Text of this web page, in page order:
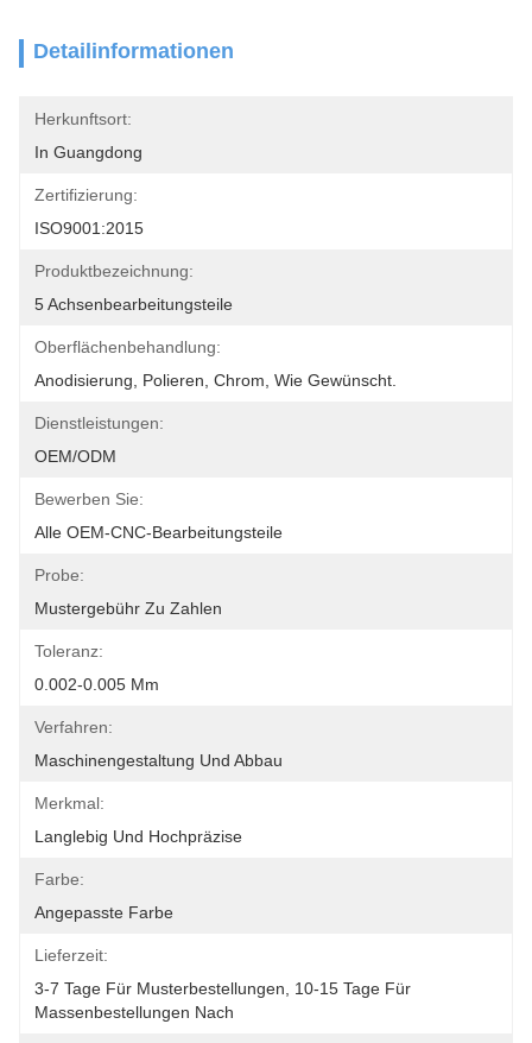
Detailinformationen
Herkunftsort:
In Guangdong
Zertifizierung:
ISO9001:2015
Produktbezeichnung:
5 Achsenbearbeitungsteile
Oberflächenbehandlung:
Anodisierung, Polieren, Chrom, Wie Gewünscht.
Dienstleistungen:
OEM/ODM
Bewerben Sie:
Alle OEM-CNC-Bearbeitungsteile
Probe:
Mustergebühr Zu Zahlen
Toleranz:
0.002-0.005 Mm
Verfahren:
Maschinengestaltung Und Abbau
Merkmal:
Langlebig Und Hochpräzise
Farbe:
Angepasste Farbe
Lieferzeit:
3-7 Tage Für Musterbestellungen, 10-15 Tage Für
Massenbestellungen Nach